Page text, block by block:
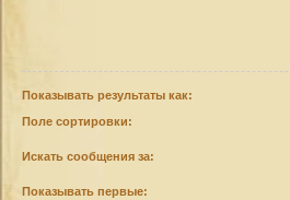
Показывать результаты как:
Поле сортировки:
Искать сообщения за:
Показывать первые: